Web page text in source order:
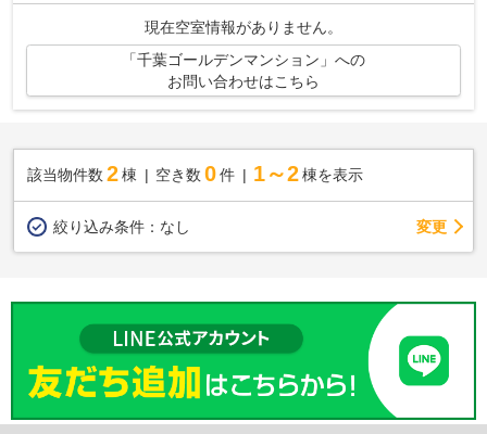
現在空室情報がありません。
「千葉ゴールデンマンション」への
お問い合わせはこちら
該当物件数 2棟 空き数 0 件 1～2 棟を表示
絞り込み条件： なし 変更